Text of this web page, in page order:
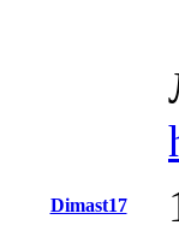
Dimast17